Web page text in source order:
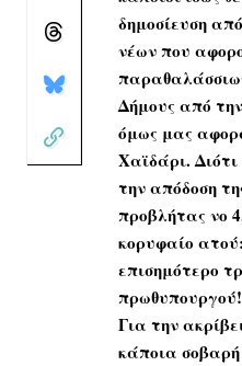
δημοσίευση
νέων που
Δήμους από
όμως μας
Χαϊδάρι.
την απόδοση
προβλήτας νο
κορυφαίο
επισημότερο
Για την
κάποια σοβαρή